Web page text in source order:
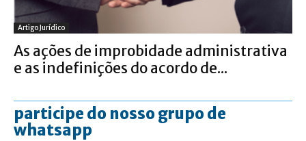
Artigo Jurídico
As ações de improbidade administrativa
e as indefinições do acordo de...
participe do nosso grupo de
whatsapp